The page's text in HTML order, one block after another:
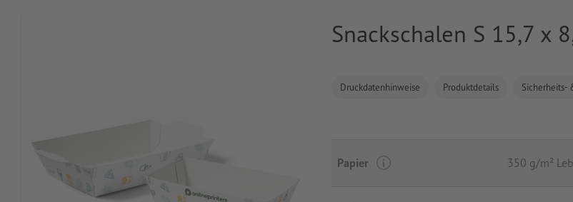
Snackschalen S 15,7 x
Druckdatenhinweise Produktdetails Sicherheits-
Papier 350 g/m²